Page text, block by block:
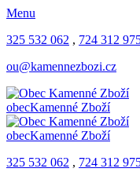
Menu
325 532 062 , 724 312
ou@kamennezbozi.cz
obecKamenné Zboží
obecKamenné Zboží
325 532 062 , 724 312